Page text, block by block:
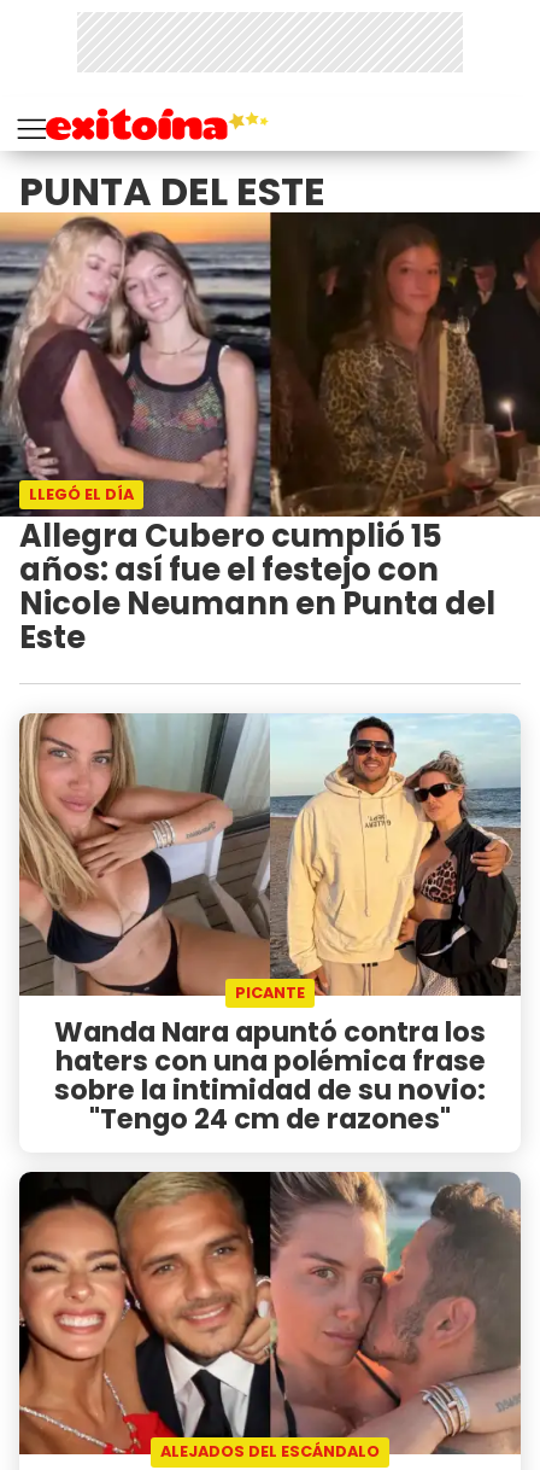
PUNTA DEL ESTE
LLEGÓ EL DÍA
Allegra Cubero cumplió 15
años: así fue el festejo con
Nicole Neumann en Punta del
Este
PICANTE
Wanda Nara apuntó contra los
haters con una polémica frase
sobre la intimidad de su novio:
"Tengo 24 cm de razones"
ALEJADOS DEL ESCÁNDALO